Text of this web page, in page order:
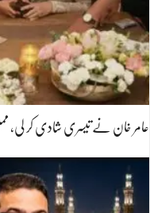
عامر خان نے تیسری شادی کر لی،